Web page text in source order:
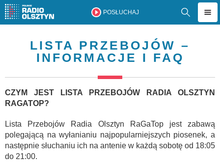
POSŁUCHAJ
LISTA PRZEBOJÓW –
INFORMACJE I FAQ
CZYM JEST LISTA PRZEBOJÓW RADIA OLSZTYN
RAGATOP?
Lista Przebojów Radia Olsztyn RaGaTop jest zabawą
polegającą na wyłanianiu najpopularniejszych piosenek, a
następnie słuchaniu ich na antenie w każdą sobotę od 18:05
do 21:00.